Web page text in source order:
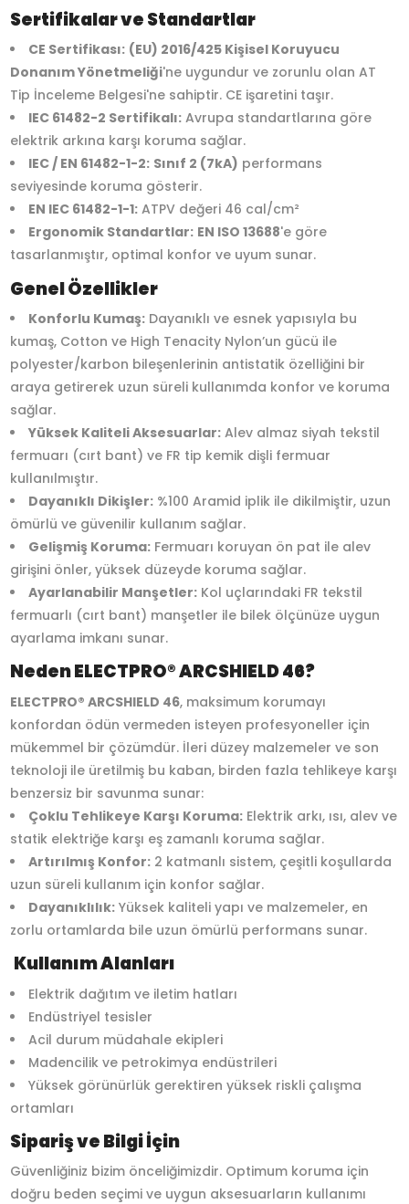
Sertifikalar ve Standartlar
CE Sertifikası: (EU) 2016/425 Kişisel Koruyucu
Donanım Yönetmeliği'ne uygundur ve zorunlu olan AT
Tip İnceleme Belgesi'ne sahiptir. CE işaretini taşır.
IEC 61482-2 Sertifikalı: Avrupa standartlarına göre
elektrik arkına karşı koruma sağlar.
IEC / EN 61482-1-2: Sınıf 2 (7kA) performans
seviyesinde koruma gösterir.
EN IEC 61482-1-1: ATPV değeri 46 cal/cm²
Ergonomik Standartlar: EN ISO 13688'e göre
tasarlanmıştır, optimal konfor ve uyum sunar.
Genel Özellikler
Konforlu Kumaş: Dayanıklı ve esnek yapısıyla bu
kumaş, Cotton ve High Tenacity Nylon’un gücü ile
polyester/karbon bileşenlerinin antistatik özelliğini bir
araya getirerek uzun süreli kullanımda konfor ve koruma
sağlar.
Yüksek Kaliteli Aksesuarlar: Alev almaz siyah tekstil
fermuarı (cırt bant) ve FR tip kemik dişli fermuar
kullanılmıştır.
Dayanıklı Dikişler: %100 Aramid iplik ile dikilmiştir, uzun
ömürlü ve güvenilir kullanım sağlar.
Gelişmiş Koruma: Fermuarı koruyan ön pat ile alev
girişini önler, yüksek düzeyde koruma sağlar.
Ayarlanabilir Manşetler: Kol uçlarındaki FR tekstil
fermuarlı (cırt bant) manşetler ile bilek ölçünüze uygun
ayarlama imkanı sunar.
Neden ELECTPRO® ARCSHIELD 46?
ELECTPRO® ARCSHIELD 46, maksimum korumayı
konfordan ödün vermeden isteyen profesyoneller için
mükemmel bir çözümdür. İleri düzey malzemeler ve son
teknoloji ile üretilmiş bu kaban, birden fazla tehlikeye karşı
benzersiz bir savunma sunar:
Çoklu Tehlikeye Karşı Koruma: Elektrik arkı, ısı, alev ve
statik elektriğe karşı eş zamanlı koruma sağlar.
Artırılmış Konfor: 2 katmanlı sistem, çeşitli koşullarda
uzun süreli kullanım için konfor sağlar.
Dayanıklılık: Yüksek kaliteli yapı ve malzemeler, en
zorlu ortamlarda bile uzun ömürlü performans sunar.
Kullanım Alanları
Elektrik dağıtım ve iletim hatları
Endüstriyel tesisler
Acil durum müdahale ekipleri
Madencilik ve petrokimya endüstrileri
Yüksek görünürlük gerektiren yüksek riskli çalışma
ortamları
Sipariş ve Bilgi İçin
Güvenliğiniz bizim önceliğimizdir. Optimum koruma için
doğru beden seçimi ve uygun aksesuarların kullanımı